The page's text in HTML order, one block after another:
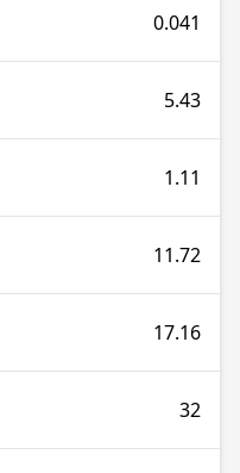
0.041
5.43
1.11
11.72
17.16
32